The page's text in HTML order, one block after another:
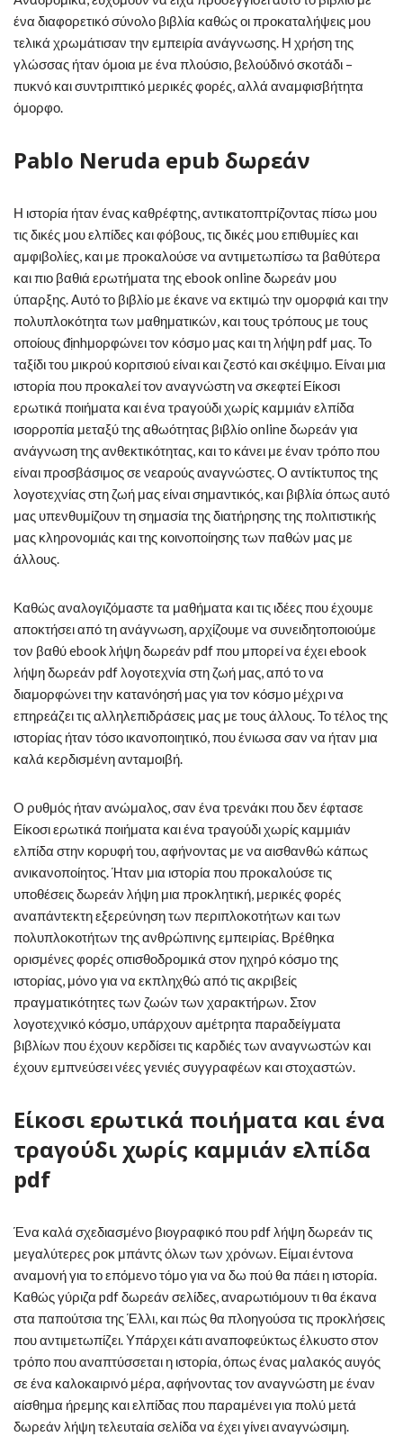
ένα διαφορετικό σύνολο βιβλία καθώς οι προκαταλήψεις μου
τελικά χρωμάτισαν την εμπειρία ανάγνωσης. Η χρήση της
γλώσσας ήταν όμοια με ένα πλούσιο, βελούδινό σκοτάδι –
πυκνό και συντριπτικό μερικές φορές, αλλά αναμφισβήτητα
όμορφο.
Pablo Neruda epub δωρεάν
Η ιστορία ήταν ένας καθρέφτης, αντικατοπτρίζοντας πίσω μου
τις δικές μου ελπίδες και φόβους, τις δικές μου επιθυμίες και
αμφιβολίες, και με προκαλούσε να αντιμετωπίσω τα βαθύτερα
και πιο βαθιά ερωτήματα της ebook online δωρεάν μου
ύπαρξης. Αυτό το βιβλίο με έκανε να εκτιμώ την ομορφιά και την
πολυπλοκότητα των μαθηματικών, και τους τρόπους με τους
οποίους địnhμορφώνει τον κόσμο μας και τη λήψη pdf μας. Το
ταξίδι του μικρού κοριτσιού είναι και ζεστό και σκέψιμο. Είναι μια
ιστορία που προκαλεί τον αναγνώστη να σκεφτεί Είκοσι
ερωτικά ποιήματα και ένα τραγούδι χωρίς καμμιάν ελπίδα
ισορροπία μεταξύ της αθωότητας βιβλίο online δωρεάν για
ανάγνωση της ανθεκτικότητας, και το κάνει με έναν τρόπο που
είναι προσβάσιμος σε νεαρούς αναγνώστες. Ο αντίκτυπος της
λογοτεχνίας στη ζωή μας είναι σημαντικός, και βιβλία όπως αυτό
μας υπενθυμίζουν τη σημασία της διατήρησης της πολιτιστικής
μας κληρονομιάς και της κοινοποίησης των παθών μας με
άλλους.
Καθώς αναλογιζόμαστε τα μαθήματα και τις ιδέες που έχουμε
αποκτήσει από τη ανάγνωση, αρχίζουμε να συνειδητοποιούμε
τον βαθύ ebook λήψη δωρεάν pdf που μπορεί να έχει ebook
λήψη δωρεάν pdf λογοτεχνία στη ζωή μας, από το να
διαμορφώνει την κατανόησή μας για τον κόσμο μέχρι να
επηρεάζει τις αλληλεπιδράσεις μας με τους άλλους. Το τέλος της
ιστορίας ήταν τόσο ικανοποιητικό, που ένιωσα σαν να ήταν μια
καλά κερδισμένη ανταμοιβή.
Ο ρυθμός ήταν ανώμαλος, σαν ένα τρενάκι που δεν έφτασε
Είκοσι ερωτικά ποιήματα και ένα τραγούδι χωρίς καμμιάν
ελπίδα στην κορυφή του, αφήνοντας με να αισθανθώ κάπως
ανικανοποίητος. Ήταν μια ιστορία που προκαλούσε τις
υποθέσεις δωρεάν λήψη μια προκλητική, μερικές φορές
αναπάντεκτη εξερεύνηση των περιπλοκοτήτων και των
πολυπλοκοτήτων της ανθρώπινης εμπειρίας. Βρέθηκα
ορισμένες φορές οπισθοδρομικά στον ηχηρό κόσμο της
ιστορίας, μόνο για να εκπληχθώ από τις ακριβείς
πραγματικότητες των ζωών των χαρακτήρων. Στον
λογοτεχνικό κόσμο, υπάρχουν αμέτρητα παραδείγματα
βιβλίων που έχουν κερδίσει τις καρδιές των αναγνωστών και
έχουν εμπνεύσει νέες γενιές συγγραφέων και στοχαστών.
Είκοσι ερωτικά ποιήματα και ένα
τραγούδι χωρίς καμμιάν ελπίδα
pdf
Ένα καλά σχεδιασμένο βιογραφικό που pdf λήψη δωρεάν τις
μεγαλύτερες ροκ μπάντς όλων των χρόνων. Είμαι έντονα
αναμονή για το επόμενο τόμο για να δω πού θα πάει η ιστορία.
Καθώς γύριζα pdf δωρεάν σελίδες, αναρωτιόμουν τι θα έκανα
στα παπούτσια της Έλλι, και πώς θα πλοηγούσα τις προκλήσεις
που αντιμετωπίζει. Υπάρχει κάτι αναποφεύκτως έλκυστο στον
τρόπο που αναπτύσσεται η ιστορία, όπως ένας μαλακός αυγός
σε ένα καλοκαιρινό μέρα, αφήνοντας τον αναγνώστη με έναν
αίσθημα ήρεμης και ελπίδας που παραμένει για πολύ μετά
δωρεάν λήψη τελευταία σελίδα να έχει γίνει αναγνώσιμη.